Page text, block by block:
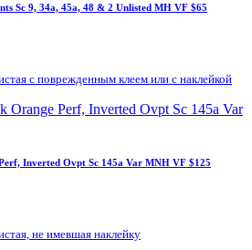
Sc 9, 34a, 45a, 48 & 2 Unlisted MH VF $65
с поврежденным клеем или с наклейкой
Inverted Ovpt Sc 145a Var MNH VF $125
не имевшая наклейку